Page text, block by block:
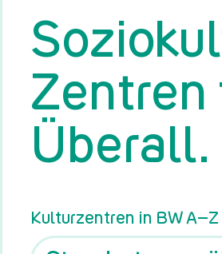
Zentren
Überall.
Kulturzentren in BW A–Z